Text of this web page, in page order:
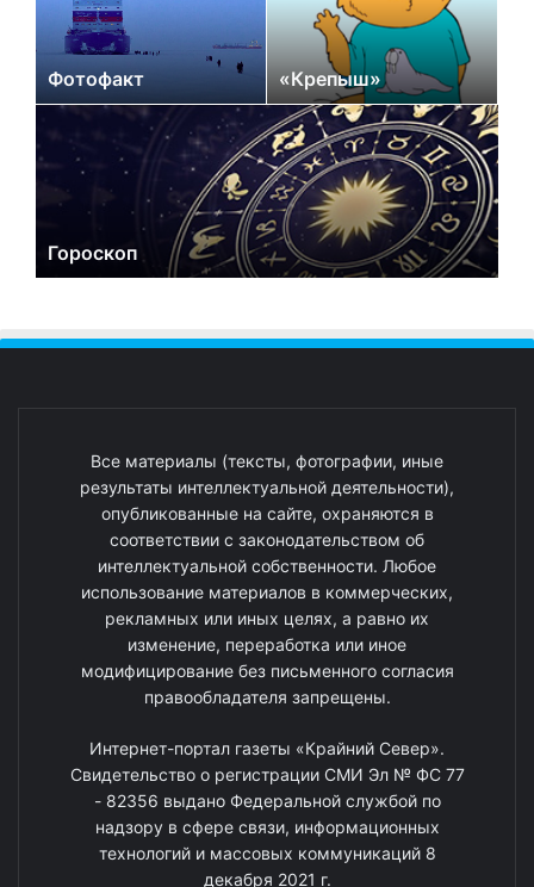
Фотофакт «Крепыш»
Гороскоп
Все материалы (тексты, фотографии, иные
результаты интеллектуальной деятельности),
опубликованные на сайте, охраняются в
соответствии с законодательством об
интеллектуальной собственности. Любое
использование материалов в коммерческих,
рекламных или иных целях, а равно их
изменение, переработка или иное
модифицирование без письменного согласия
правообладателя запрещены.
Интернет-портал газеты «Крайний Север».
Свидетельство о регистрации СМИ Эл № ФС 77
- 82356 выдано Федеральной службой по
надзору в сфере связи, информационных
технологий и массовых коммуникаций 8
декабря 2021 г.